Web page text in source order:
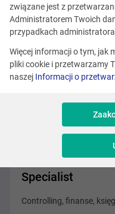
Kraków
Asystent/
Administracja
Kraków
Financial
Specialist
Controlling, finanse,
związane jest z
Administratorem Twoich
przypadkach
Więcej informacji o tym, jak
pliki cookie i przetwarzamy
naszej Informacji o